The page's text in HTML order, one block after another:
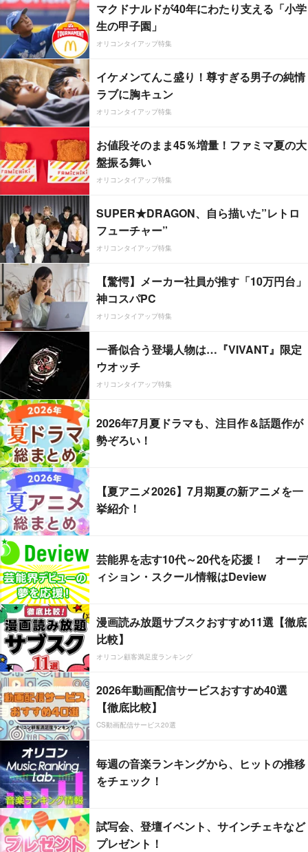
マクドナルドが40年にわたり支える「小学
生の甲子園」
オリコンタイアップ特集
イケメンてんこ盛り！尊すぎる男子の純情
ラブに胸キュン
オリコンタイアップ特集
お値段そのまま45％増量！ファミマ夏の大
盤振る舞い
オリコンタイアップ特集
SUPER★DRAGON、自ら描いた”レトロ
フューチャー”
オリコンタイアップ特集
【驚愕】メーカー社員が推す「10万円台」
神コスパPC
オリコンタイアップ特集
一番似合う登場人物は…『VIVANT』限定
ウオッチ
オリコンタイアップ特集
2026年7月夏ドラマも、注目作＆話題作が
勢ぞろい！
【夏アニメ2026】7月期夏の新アニメを一
挙紹介！
芸能界を志す10代～20代を応援！ オーデ
ィション・スクール情報はDeview
漫画読み放題サブスクおすすめ11選【徹底
比較】
オリコン顧客満足度ランキング
2026年動画配信サービスおすすめ40選
【徹底比較】
CS動画配信サービス20選
毎週の音楽ランキングから、ヒットの推移
をチェック！
試写会、登壇イベント、サインチェキなど
プレゼント！